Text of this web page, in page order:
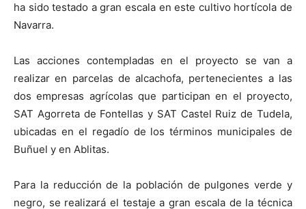
ha sido testado a gran escala en este cultivo hortícola de
Navarra.
Las acciones contempladas en el proyecto se van a
realizar en parcelas de alcachofa, pertenecientes a las
dos empresas agrícolas que participan en el proyecto,
SAT Agorreta de Fontellas y SAT Castel Ruiz de Tudela,
ubicadas en el regadío de los términos municipales de
Buñuel y en Ablitas.
Para la reducción de la población de pulgones verde y
negro, se realizará el testaje a gran escala de la técnica